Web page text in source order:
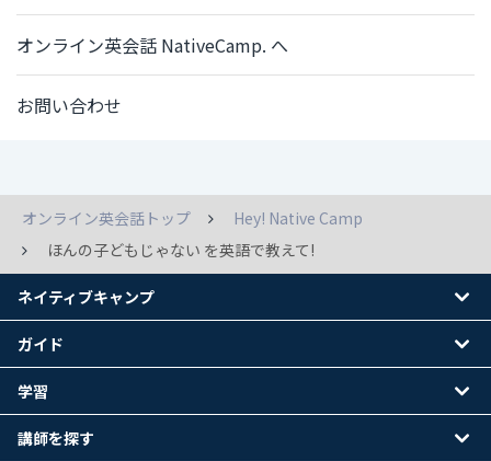
オンライン英会話 NativeCamp. へ
お問い合わせ
オンライン英会話トップ
Hey! Native Camp
ほんの子どもじゃない を英語で教えて!
ネイティブキャンプ
ガイド
学習
講師を探す